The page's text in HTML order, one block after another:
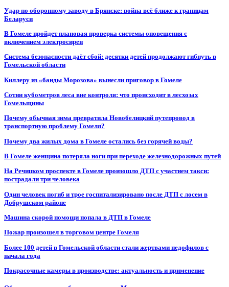
Удар по оборонному заводу в Брянске: война всё ближе к границам
Беларуси
В Гомеле пройдет плановая проверка системы оповещения с
включением электросирен
Система безопасности даёт сбой: десятки детей продолжают гибнуть в
Гомельской области
Киллеру из «банды Морозова» вынесли приговор в Гомеле
Сотни кубометров леса вне контроля: что происходит в лесхозах
Гомельщины
Почему обычная зима превратила Новобелицкий путепровод в
транспортную проблему Гомеля?
Почему два жилых дома в Гомеле остались без горячей воды?
В Гомеле женщина потеряла ноги при переходе железнодорожных путей
На Речицком проспекте в Гомеле произошло ДТП с участием такси:
пострадали три человека
Один человек погиб и трое госпитализировано после ДТП с лосем в
Добрушском районе
Машина скорой помощи попала в ДТП в Гомеле
Пожар произошел в торговом центре Гомеля
Более 100 детей в Гомельской области стали жертвами педофилов с
начала года
Покрасочные камеры в производстве: актуальность и применение